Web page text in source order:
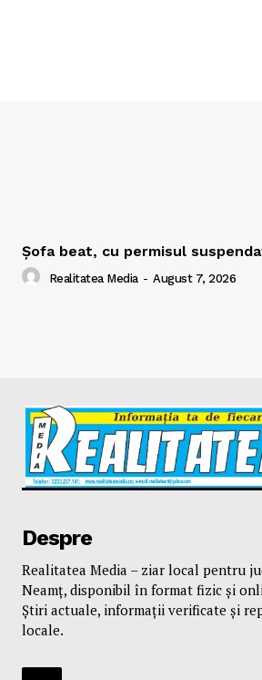
Şofa beat, cu permisul
Realitatea Media - August 7, 2026
Despre
Realitatea Media – ziar local pentru
Neamț, disponibil în format fizic și
Știri actuale, informații verificate și
locale.